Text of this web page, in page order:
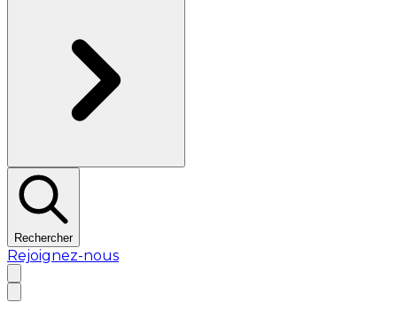
Rechercher
Rejoignez-nous